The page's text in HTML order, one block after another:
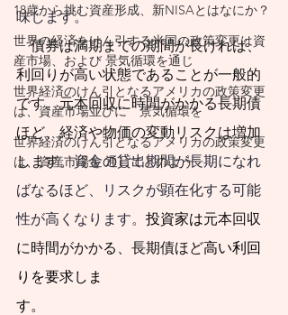
相当の支出が発生し
ます。必然的に発生
する支出であれば、
将来に向けて背負っ
ている負債です。
​人生100年時代が現
実になった今、これ
に見合った資産形成
の必要性を背負って
暮らしていると意識
18歳から挑む資産形成、新NISAとはなにか？
世界の経済をけん引する米国の政策変更は資
産市場、および 景気循環を通じ
世界経済のけん引となるアメリカの政策変更
は、資産市場並びに 景気循環を
世界経済のけん引となるアメリカの政策変更
は、資産市場を 通じてどのよう
味します。
債券は満期までの期間が長ければ、
利回りが高い状態であることが一般的
です。元本回収に時間がかかる長期債
ほど、経済や物価の変動リスクは増加
します。資金の貸出期間が長期になれ
ばなるほど、リスクが顕在化する可能
性が高くなります。 投資家は元本回収
に時間がかかる、長期債ほど高い利回
りを要求しま
す。